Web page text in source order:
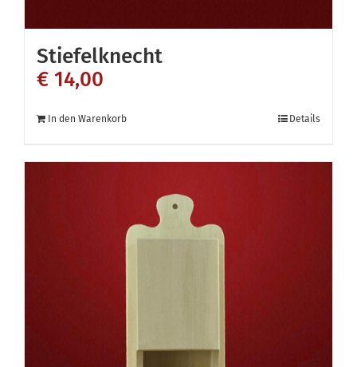
Stiefelknecht
€ 14,00
In den Warenkorb Details